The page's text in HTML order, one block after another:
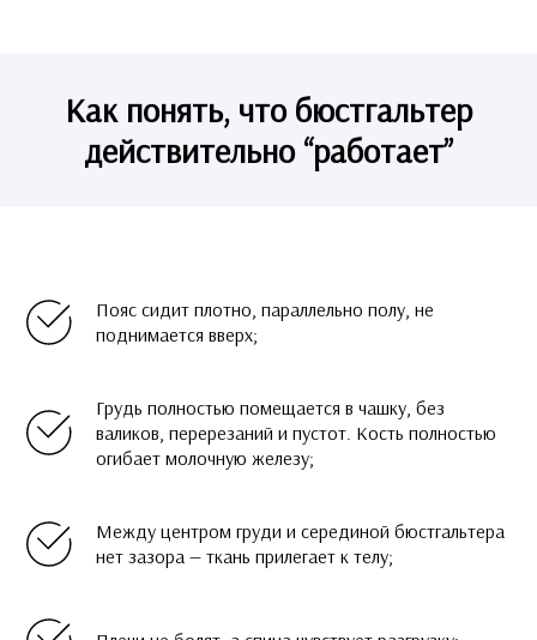
Как понять, что бюстгальтер
действительно “работает”
Пояс сидит плотно, параллельно полу, не
поднимается вверх;
Грудь полностью помещается в чашку, без
валиков, перерезаний и пустот. Кость полностью
огибает молочную железу;
Между центром груди и серединой бюстгальтера
нет зазора — ткань прилегает к телу;